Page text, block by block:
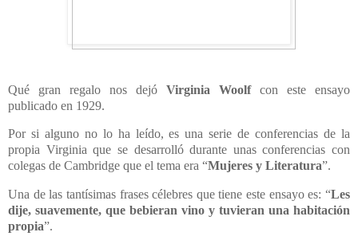
Qué gran regalo nos dejó Virginia Woolfcon este ensayo
publicado en 1929.
Por si alguno no lo ha leído, es una serie de conferencias de la
propia Virginia que se desarrolló durante unas conferencias con
colegas de Cambridge que el tema era “Mujeres y Literatura”.
Una de las tantísimas frases célebres que tiene este ensayo es: “Les
dije, suavemente, que bebieran vino y tuvieran una habitación
propia”.